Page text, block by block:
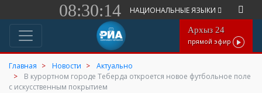
08:30:14 НАЦИОНАЛЬНЫЕ ЯЗЫКИ
Архыз 24
прямой эфир
Главная Новости
Актуально
В курортном городе Теберда откроется новое футбольное поле
с искусственным покрытием